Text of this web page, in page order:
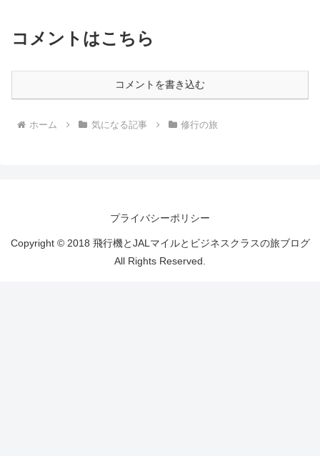
コメントはこちら
コメントを書き込む
ホーム 気になる記事 修行の旅
プライバシーポリシー
Copyright © 2018 飛行機とJALマイルとビジネスクラスの旅ブログ
All Rights Reserved.